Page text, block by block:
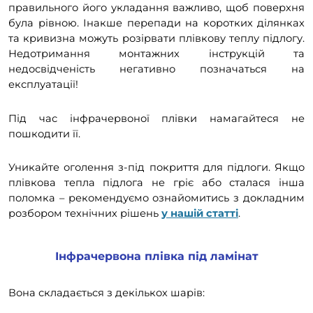
правильного його укладання важливо, щоб поверхня
була рівною. Інакше перепади на коротких ділянках
та кривизна можуть розірвати плівкову теплу підлогу.
Недотримання монтажних інструкцій та
недосвідченість негативно позначаться на
експлуатації!
Під час інфрачервоної плівки намагайтеся не
пошкодити її.
Уникайте оголення з-під покриття для підлоги. Якщо
плівкова тепла підлога не гріє або сталася інша
поломка – рекомендуємо ознайомитись з докладним
розбором технічних рішень у нашій статті.
Інфрачервона плівка під ламінат
Вона складається з декількох шарів: